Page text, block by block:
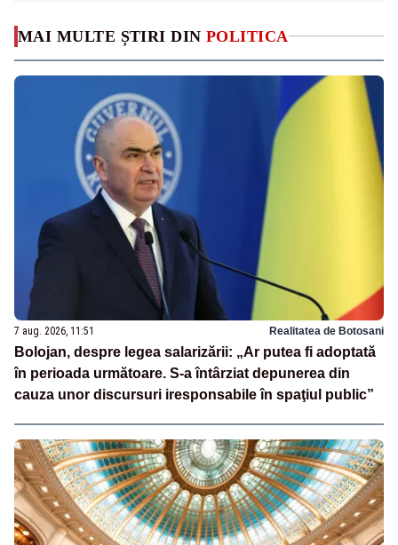
MAI MULTE ȘTIRI DIN POLITICA
7 aug. 2026, 11:51 Realitatea de Botosani
Bolojan, despre legea salarizării: „Ar putea fi adoptată
în perioada următoare. S-a întârziat depunerea din
cauza unor discursuri iresponsabile în spaţiul public”